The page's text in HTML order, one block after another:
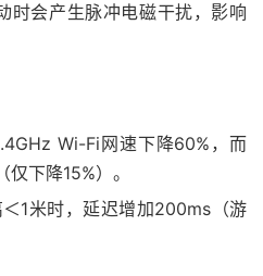
时会产生脉冲电磁干扰，影响
Wi-Fi网速下降60%，而
下降15%）。
1米时，延迟增加200ms（游